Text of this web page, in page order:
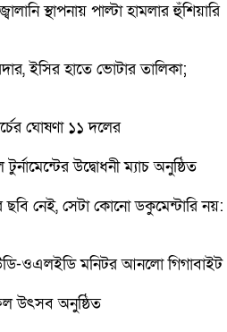
স্থাপনায় পাল্টা হামলার হুঁশিয়ারি
ইসির হাতে ভোটার তালিকা;
ঘোষণা ১১ দলের
উদ্বোধনী ম্যাচ অনুষ্ঠিত
নেই, সেটা কোনো ডকুমেন্টারি নয়:
ওএলইডি মনিটর আনলো গিগাবাইট
ফল উৎসব অনুষ্ঠিত